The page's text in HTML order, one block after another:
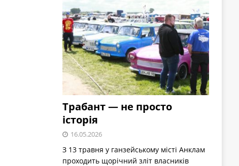
Трабант — не просто
історія
16.05.2026
З 13 травня у ганзейському місті Анклам
проходить щорічний зліт власників